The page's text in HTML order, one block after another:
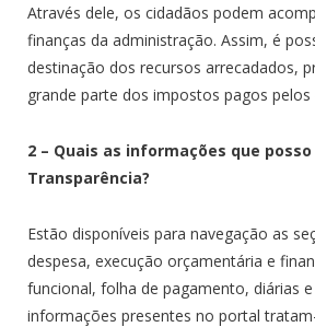
Através dele, os cidadãos podem
finanças da administração. Assim, é
destinação dos recursos arrecadados,
grande parte dos impostos pagos pelos
2 – Quais as informações que
Transparência?
Estão disponíveis para navegação as
despesa, execução orçamentária e
funcional, folha de pagamento, diárias e
informações presentes no portal